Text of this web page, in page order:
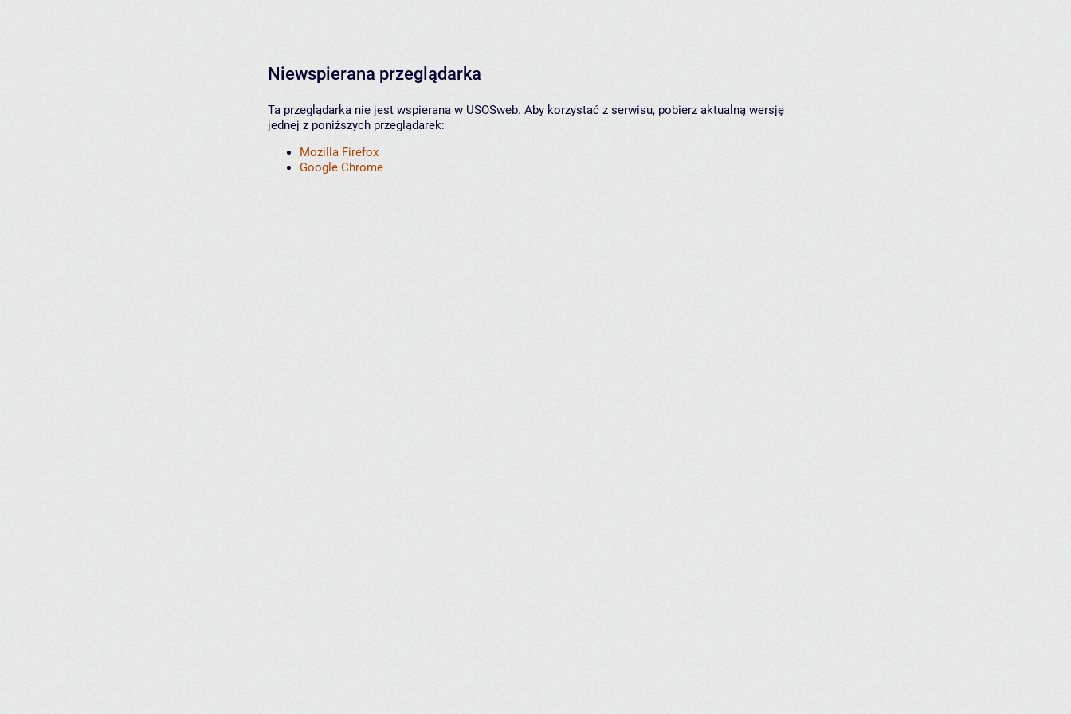
Niewspierana przeglądarka
Ta przeglądarka nie jest wspierana w USOSweb. Aby korzystać z serwisu, pobierz aktualną wersję
jednej z poniższych przeglądarek:
Mozilla Firefox
Google Chrome